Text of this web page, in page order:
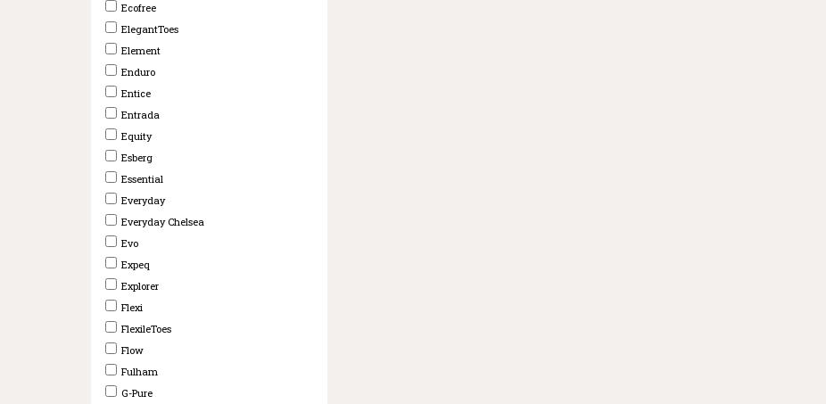
Ecofree
ElegantToes
Element
Enduro
Entice
Entrada
Equity
Esberg
Essential
Everyday
Everyday Chelsea
Evo
Expeq
Explorer
Flexi
FlexileToes
Flow
Fulham
G-Pure